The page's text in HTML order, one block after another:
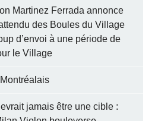
Martinez Ferrada annonce
des Boules du Village
d’envoi à une période de
le Village
jamais être une cible :